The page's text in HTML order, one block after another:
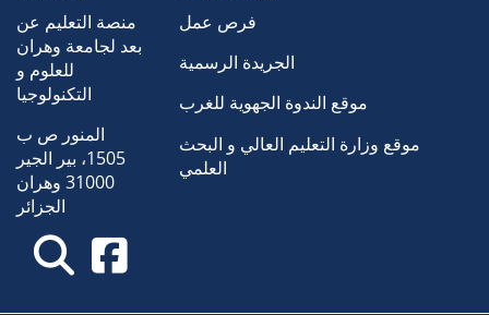
منصة التعليم عن
بعد لجامعة وهران
للعلوم و
التكنولوجيا
المنور ص ب
1505، بير الجير
31000 وهران
الجزائر
فرص عمل
الجريدة الرسمية
موقع الندوة الجهوية للغرب
موقع وزارة التعليم العالي و البحث
العلمي